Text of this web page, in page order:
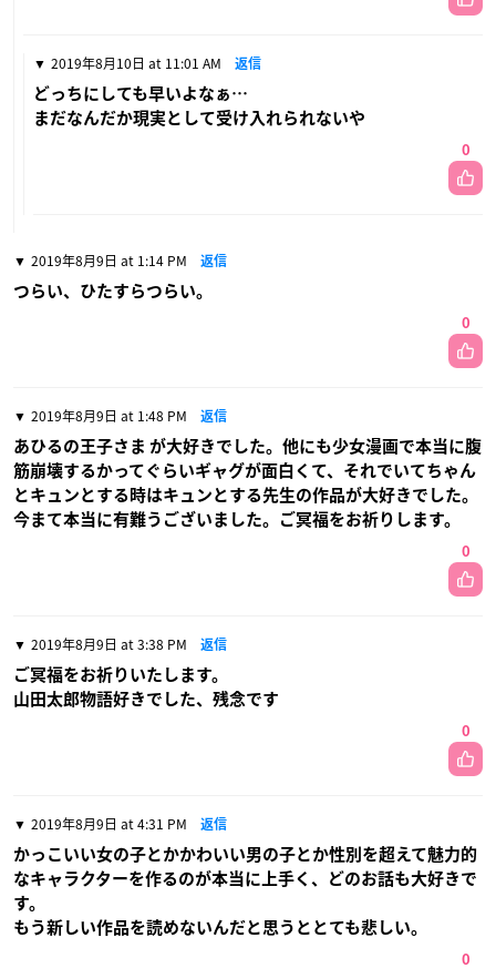
2019年8月10日 at 11:01 AM 返信
どっちにしても早いよなぁ…
まだなんだか現実として受け入れられないや
0
2019年8月9日 at 1:14 PM 返信
つらい、ひたすらつらい。
0
2019年8月9日 at 1:48 PM 返信
あひるの王子さま が大好きでした。他にも少女漫画で本当に腹
筋崩壊するかってぐらいギャグが面白くて、それでいてちゃん
とキュンとする時はキュンとする先生の作品が大好きでした。
今まて本当に有難うございました。ご冥福をお祈りします。
0
2019年8月9日 at 3:38 PM 返信
ご冥福をお祈りいたします。
山田太郎物語好きでした、残念です
0
2019年8月9日 at 4:31 PM 返信
かっこいい女の子とかかわいい男の子とか性別を超えて魅力的
なキャラクターを作るのが本当に上手く、どのお話も大好きで
す。
もう新しい作品を読めないんだと思うととても悲しい。
0